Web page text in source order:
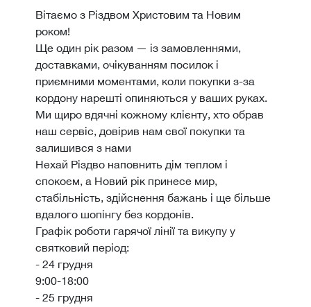
Вітаємо з Різдвом Христовим та Новим
роком!
Ще один рік разом — із замовленнями,
доставками, очікуванням посилок і
приємними моментами, коли покупки з-за
кордону нарешті опиняються у ваших руках.
Ми щиро вдячні кожному клієнту, хто обрав
наш сервіс, довірив нам свої покупки та
залишився з нами
Нехай Різдво наповнить дім теплом і
спокоєм, а Новий рік принесе мир,
стабільність, здійснення бажань і ще більше
вдалого шопінгу без кордонів.
Графік роботи гарячої лінії та викупу у
святковий період:
- 24 грудня
9:00-18:00
- 25 грудня